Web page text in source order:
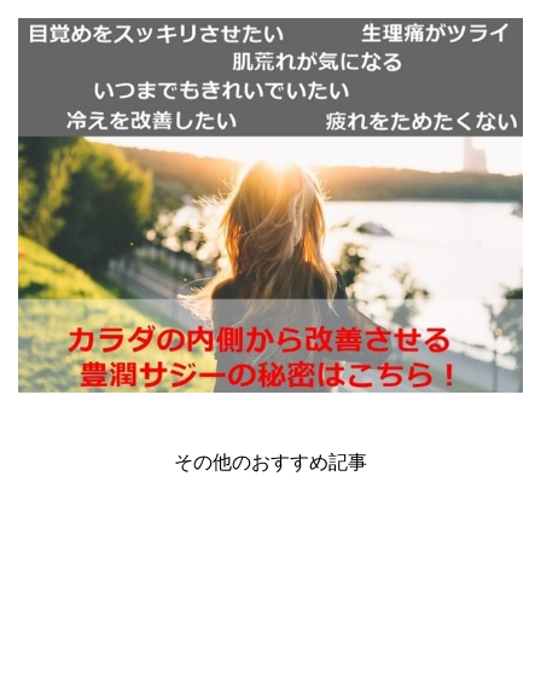
その他のおすすめ記事